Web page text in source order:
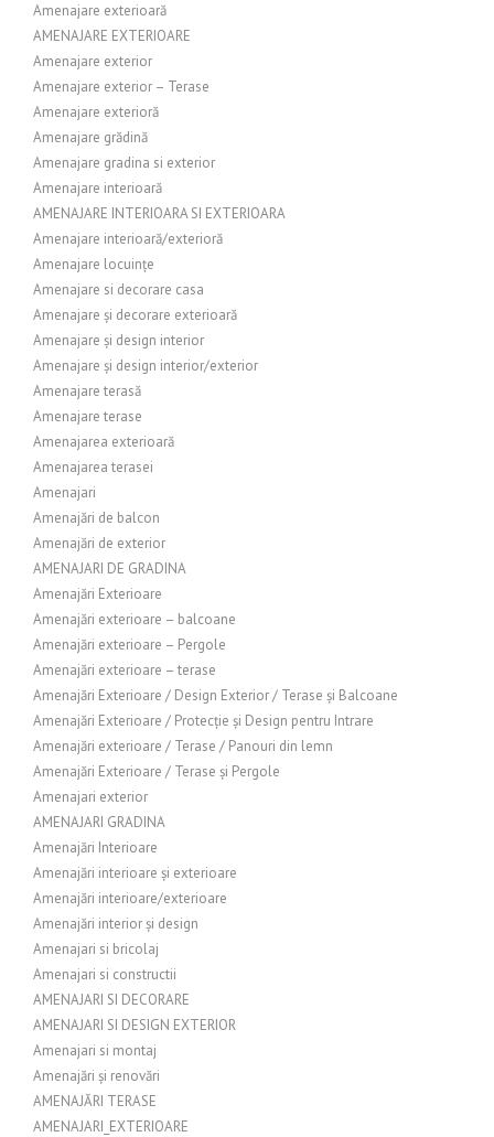
Amenajare exterioară
AMENAJARE EXTERIOARE
Amenajare exterior
Amenajare exterior – Terase
Amenajare exterioră
Amenajare grădină
Amenajare gradina si exterior
Amenajare interioară
AMENAJARE INTERIOARA SI EXTERIOARA
Amenajare interioară/exterioră
Amenajare locuințe
Amenajare si decorare casa
Amenajare și decorare exterioară
Amenajare și design interior
Amenajare și design interior/exterior
Amenajare terasă
Amenajare terase
Amenajarea exterioară
Amenajarea terasei
Amenajari
Amenajări de balcon
Amenajări de exterior
AMENAJARI DE GRADINA
Amenajări Exterioare
Amenajări exterioare – balcoane
Amenajări exterioare – Pergole
Amenajări exterioare – terase
Amenajări Exterioare / Design Exterior / Terase și Balcoane
Amenajări Exterioare / Protecție și Design pentru Intrare
Amenajări exterioare / Terase / Panouri din lemn
Amenajări Exterioare / Terase și Pergole
Amenajari exterior
AMENAJARI GRADINA
Amenajări Interioare
Amenajări interioare și exterioare
Amenajări interioare/exterioare
Amenajări interior și design
Amenajari si bricolaj
Amenajari si constructii
AMENAJARI SI DECORARE
AMENAJARI SI DESIGN EXTERIOR
Amenajari si montaj
Amenajări și renovări
AMENAJĂRI TERASE
AMENAJARI_EXTERIOARE